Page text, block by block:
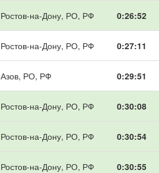
Ростов-на-Дону, РО, РФ 0:26:52
Ростов-на-Дону, РО, РФ 0:27:11
Азов, РО, РФ 0:29:51
Ростов-на-Дону, РО, РФ 0:30:08
Ростов-на-Дону, РО, РФ 0:30:54
Ростов-на-Дону, РО, РФ 0:30:55